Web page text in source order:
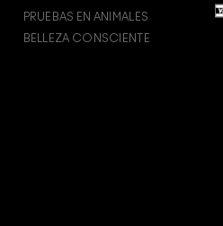
PRUEBAS EN ANIMALES
BELLEZA CONSCIENTE